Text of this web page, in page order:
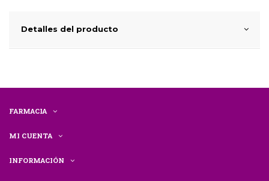
Detalles del producto
FARMACIA
MI CUENTA
INFORMACIÓN